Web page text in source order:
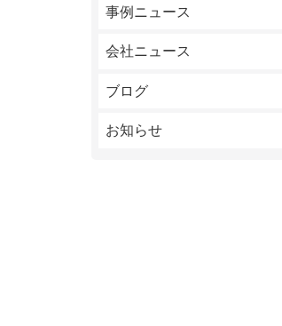
事例ニュース
会社ニュース
ブログ
お知らせ